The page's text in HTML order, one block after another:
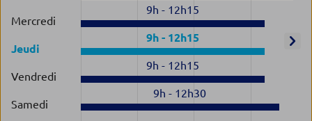
Mercredi
9h - 12h15
Jeudi
9h - 12h15
Vendredi
9h - 12h15
Samedi
9h - 12h30